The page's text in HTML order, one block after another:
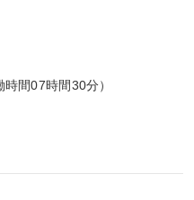
間07時間30分）